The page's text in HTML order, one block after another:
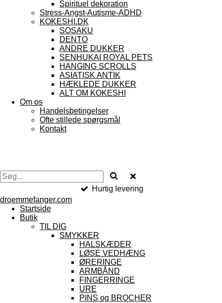
Spirituel dekoration
Stress-Angst-Autisme-ADHD
KOKESHI.DK
SOSAKU
DENTO
ANDRE DUKKER
SENHUKAI ROYAL PETS
HANGING SCROLLS
ASIATISK ANTIK
HÆKLEDE DUKKER
ALT OM KOKESHI
Om os
Handelsbetingelser
Ofte stillede spørgsmål
Kontakt
Hurtig levering
droemmefanger.com
Startside
Butik
TIL DIG
SMYKKER
HALSKÆDER
LØSE VEDHÆNG
ØRERINGE
ARMBÅND
FINGERRINGE
URE
PINS og BROCHER